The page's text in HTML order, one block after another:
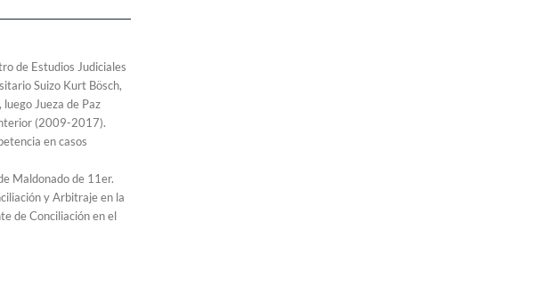
de Estudios Judiciales
Suizo Kurt Bösch,
Jueza de Paz
(2009-2017).
en casos
Maldonado de 11er.
y Arbitraje en la
de Conciliación en el